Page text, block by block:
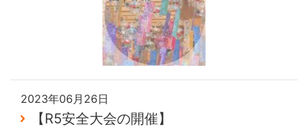
2023年06月26日
【R5安全大会の開催】